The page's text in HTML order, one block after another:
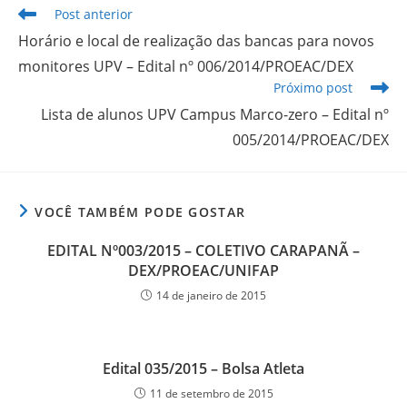
Post anterior
Horário e local de realização das bancas para novos
monitores UPV – Edital nº 006/2014/PROEAC/DEX
Próximo post
Lista de alunos UPV Campus Marco-zero – Edital nº
005/2014/PROEAC/DEX
VOCÊ TAMBÉM PODE GOSTAR
EDITAL Nº003/2015 – COLETIVO CARAPANÃ –
DEX/PROEAC/UNIFAP
14 de janeiro de 2015
Edital 035/2015 – Bolsa Atleta
11 de setembro de 2015